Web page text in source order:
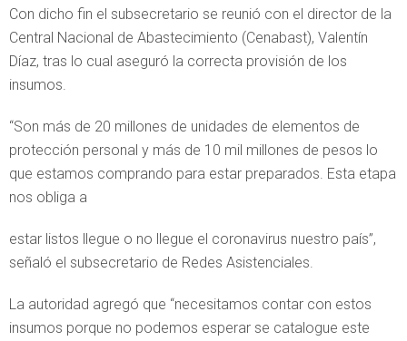
Con dicho fin el subsecretario se reunió con el director de la
Central Nacional de Abastecimiento (Cenabast), Valentín
Díaz, tras lo cual aseguró la correcta provisión de los
insumos.
“Son más de 20 millones de unidades de elementos de
protección personal y más de 10 mil millones de pesos lo
que estamos comprando para estar preparados. Esta etapa
nos obliga a
estar listos llegue o no llegue el coronavirus nuestro país”,
señaló el subsecretario de Redes Asistenciales.
La autoridad agregó que “necesitamos contar con estos
insumos porque no podemos esperar se catalogue este